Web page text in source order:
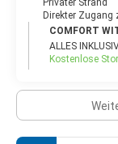
Privater Strand
Direkter Zugang
COMFORT
ALLES
Kostenlose